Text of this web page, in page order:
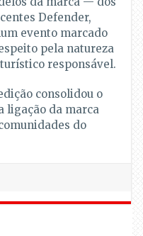
Defender,
evento marcado
pela natureza
responsável.
consolidou o
ligação da marca
do